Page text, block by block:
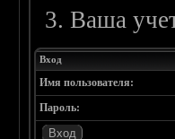
Ваша
Вход
Имя пользователя:
Пароль: